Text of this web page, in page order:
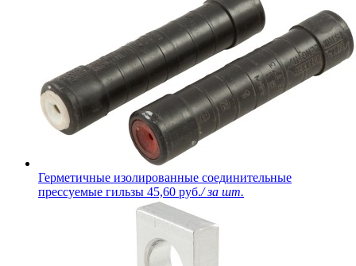
Герметичные изолированные соединительные
прессуемые гильзы 45,60 руб./ за шт.